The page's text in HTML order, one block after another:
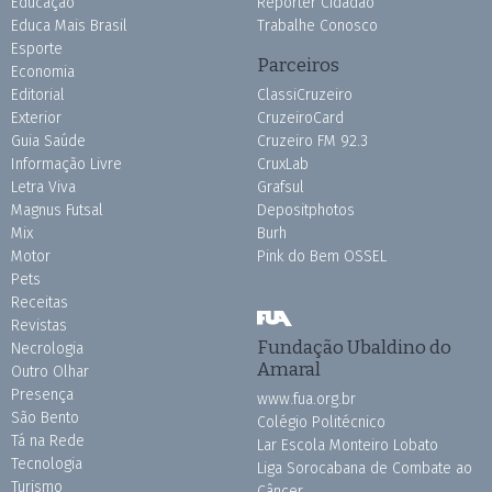
Educa Mais Brasil
Esporte
Economia
Editorial
Exterior
Guia Saúde
Informação Livre
Letra Viva
Magnus Futsal
Mix
Motor
Pets
Receitas
Revistas
Necrologia
Outro Olhar
Presença
São Bento
Tá na Rede
Tecnologia
Turismo
Trabalhe Conosco
Parceiros
ClassiCruzeiro
CruzeiroCard
Cruzeiro FM 92.3
CruxLab
Grafsul
Depositphotos
Burh
Pink do Bem OSSEL
Fundação Ubaldino do
Amaral
www.fua.org.br
Colégio Politécnico
Lar Escola Monteiro Lobato
Liga Sorocabana de Combate ao